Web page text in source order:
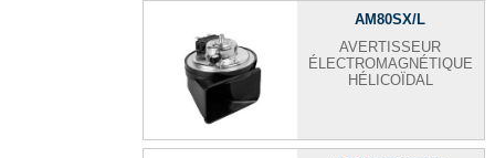
AM80SX/L
AVERTISSEUR
ÉLECTROMAGNÉTIQUE
HÉLICOÏDAL